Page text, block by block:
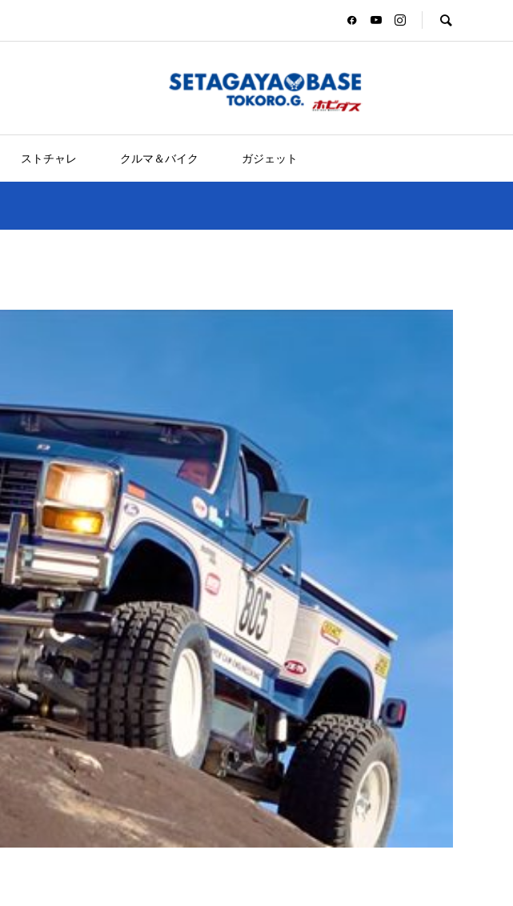
ストチャレ クルマ＆バイク ガジェット